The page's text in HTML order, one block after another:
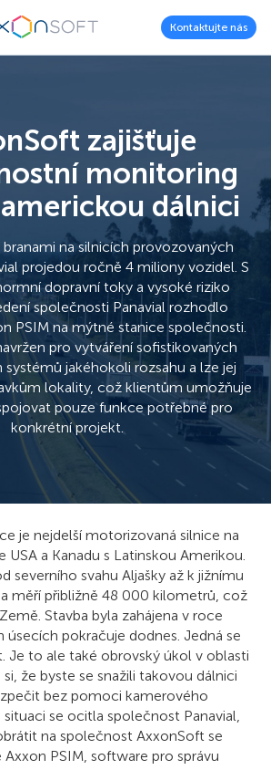
Kontaktujte nás
zajišťuje
monitoring
dálnici
na silnicích provozovaných
projedou ročně 4 miliony vozidel. S
dopravní toky a vysoké riziko
společnosti Panavial rozhodlo
PSIM na mýtné stanice společnosti.
pro vytváření sofistikovaných
jakéhokoli rozsahu a lze jej
lokality, což klientům umožňuje
pouze funkce potřebné pro
konkrétní projekt.
je nejdelší motorizovaná silnice na
USA a Kanadu s Latinskou Amerikou.
severního svahu Aljašky až k jižnímu
měří přibližně 48 000 kilometrů, což
Stavba byla zahájena v roce
úsecích pokračuje dodnes. Jedná se
Je to ale také obrovský úkol v oblasti
že byste se snažili takovou dálnici
bez pomoci kamerového
se ocitla společnost Panavial,
na společnost AxxonSoft se
PSIM, software pro správu